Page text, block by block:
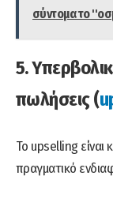
σύντομα το
5.
πωλήσεις (
Το upselling είναι
πραγματικό